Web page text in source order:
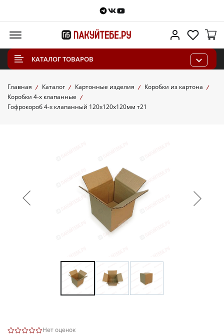
Telegram
VKontakte
Youtube
Личный
КАТАЛОГ ТОВАРОВ
Главная Каталог Картонные изделия
Коробки из картона
Коробки 4-х клапанные
Гофрокороб 4-х клапанный 120х120х120мм т21
Нет оценок